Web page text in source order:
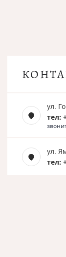
ул.
тел:
ул.
тел: